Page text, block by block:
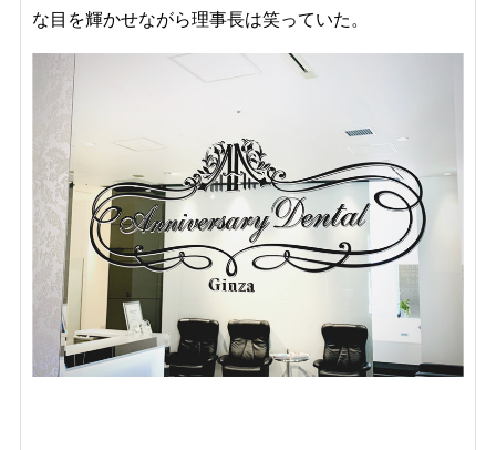
な目を輝かせながら理事長は笑っていた。